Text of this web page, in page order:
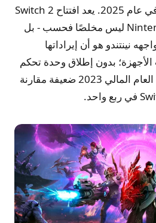
الأجهزة في اليوم الأول في عام 2025. يعد افتتاح Switch 2
دليلاً على أن جمهور Nintendo ليس مخلصًا فحسب - بل
نينتندو هو أن إيراداتها
الأجهزة؛ بدون إطلاق وحدة تحكم
جديدة، تبدو سنوات مثل العام المالي 2023 ضعيفة مقارنة